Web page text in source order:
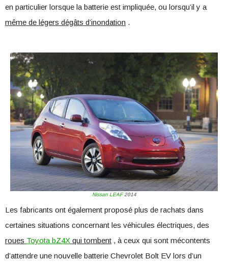
en particulier lorsque la batterie est impliquée, ou lorsqu’il y a
même de légers dégâts d’inondation .
Nissan LEAF2014
Les fabricants ont également proposé plus de rachats dans
certaines situations concernant les véhicules électriques, des
roues Toyota bZ4X qui tombent , à ceux qui sont mécontents
d’attendre une nouvelle batterie Chevrolet Bolt EV lors d’un